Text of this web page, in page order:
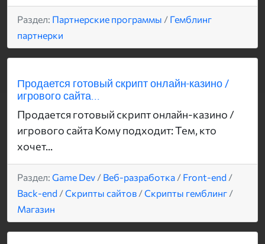
Раздел: Партнерские программы / Гемблинг
партнерки
Продается готовый скрипт онлайн-казино /
игрового сайта...
Продается готовый скрипт онлайн-казино /
игрового сайта Кому подходит: Тем, кто
хочет...
Раздел: Game Dev / Веб-разработка / Front-end /
Back-end /Скрипты сайтов /Скрипты гемблинг /
Магазин